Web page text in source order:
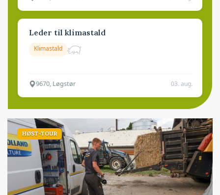
Leder til klimastald
Klimastald
9670, Løgstør 03. aug.
HØST-TOUR